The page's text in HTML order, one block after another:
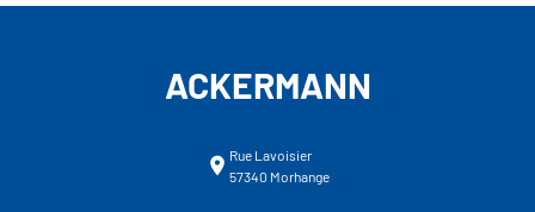
ACKERMANN
Rue Lavoisier
57340 Morhange